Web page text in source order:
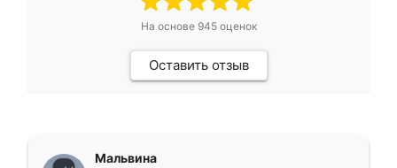
На основе 945оценок
Оставить отзыв
Мальвина